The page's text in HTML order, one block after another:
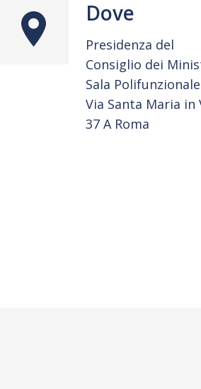
Dove
Presidenza del
Consiglio dei
Sala Polifunzionale
Via Santa Maria in
37 A Roma